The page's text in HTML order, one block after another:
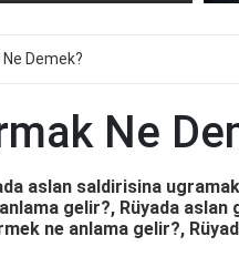
Demek?
Ne
aslan saldirisina
gelir?, Rüyada aslan
ne anlama gelir?,